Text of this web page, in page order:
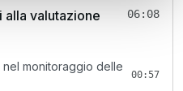
valutazione
06:08
monitoraggio delle
00:57